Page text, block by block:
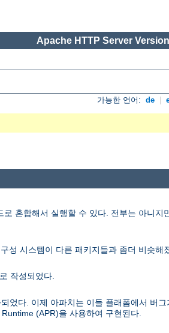
Apache HTTP Server
가능한 언어: de
혼합해서 실행할 수 있다. 전부는 아니지
성 시스템이 다른 패키지들과 좀더 비슷해
작성되었다.
었다. 이제 아파치는 이들 플래폼에서 버
(APR)을 사용하여 구현된다.